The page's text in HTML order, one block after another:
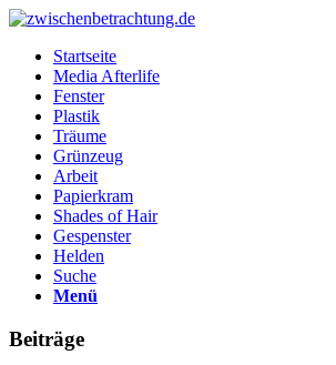
Startseite
Media Afterlife
Fenster
Plastik
Träume
Grünzeug
Arbeit
Papierkram
Shades of Hair
Gespenster
Helden
Suche
Menü
Beiträge